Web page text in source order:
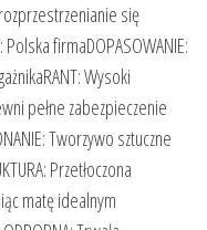
się
firmaDOPASOWANIE:
Wysoki
pełne zabezpieczenie
Tworzywo sztuczne
Przetłoczona
matę idealnym